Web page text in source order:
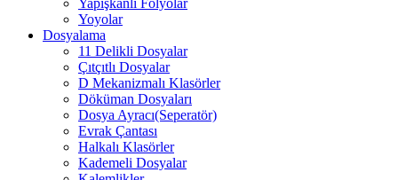
Yoyolar
Dosyalama
11 Delikli Dosyalar
Çıtçıtlı Dosyalar
D Mekanizmalı Klasörler
Döküman Dosyaları
Dosya Ayracı(Seperatör)
Evrak Çantası
Halkalı Klasörler
Kademeli Dosyalar